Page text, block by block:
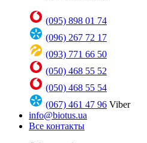
(095) 898 01 74
(096) 267 72 17
(093) 771 66 50
(050) 468 55 52
(050) 468 55 54
(067) 461 47 96 Viber
info@biotus.ua
Все контакты